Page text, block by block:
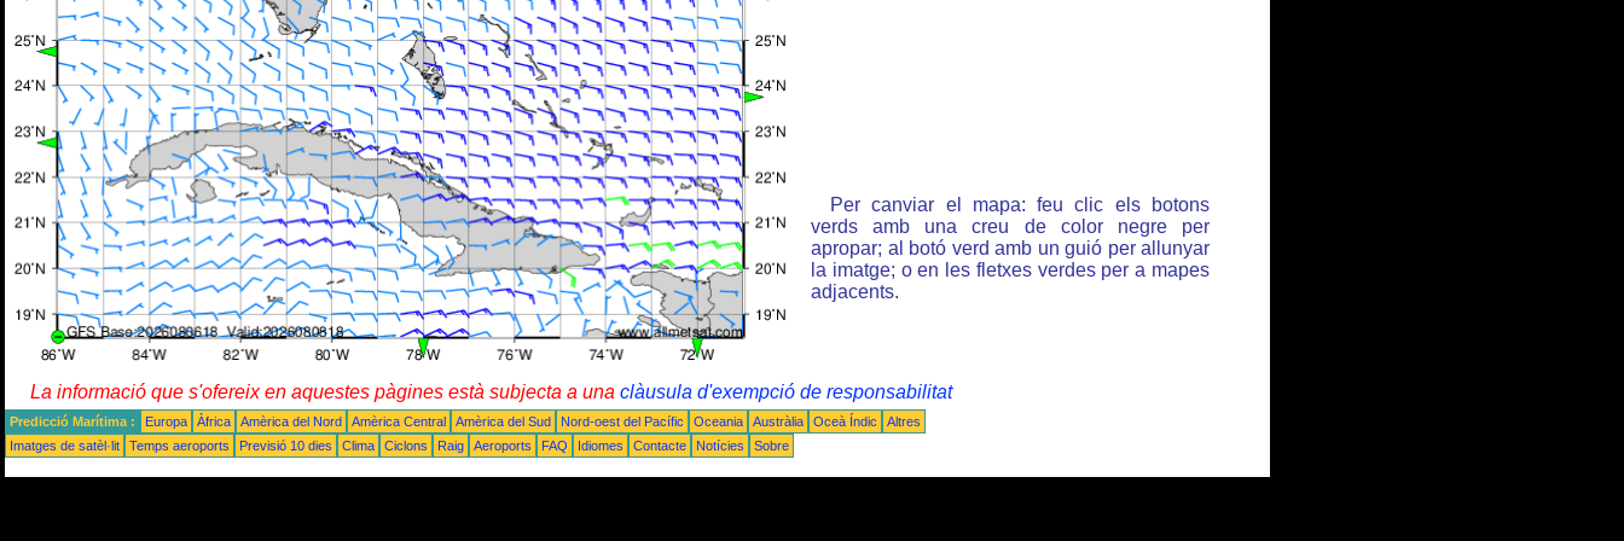
Per canviar el mapa: feu clic els botons
verds amb una creu de color negre per
apropar; al botó verd amb un guió per allunyar
la imatge; o en les fletxes verdes per a mapes
adjacents.
La informació que s'ofereix en aquestes pàgines està subjecta a una clàusula d'exempció de responsabilitat
Predicció Marítima : Europa Àfrica Amèrica del Nord Amèrica Central Amèrica del Sud Nord-oest del Pacífic Oceania Austràlia Oceà Índic
Altres
Imatges de satèl·lit
Temps aeroports Previsió 10 dies Clima Ciclons Raig Aeroports FAQ Idiomes Contacte Notícies Sobre